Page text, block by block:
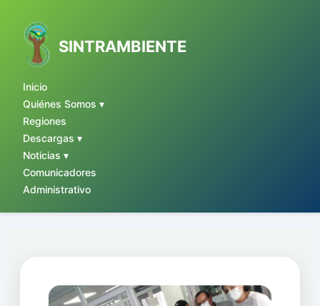
SINTRAMBIENTE
Inicio
Quiénes Somos ▾
Regiones
Descargas ▾
Noticias ▾
Comunicadores
Administrativo
contenido